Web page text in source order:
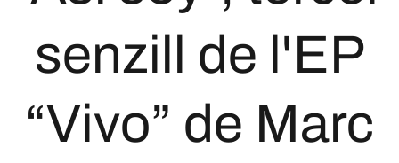
senzill de l'EP
“Vivo” de Marc